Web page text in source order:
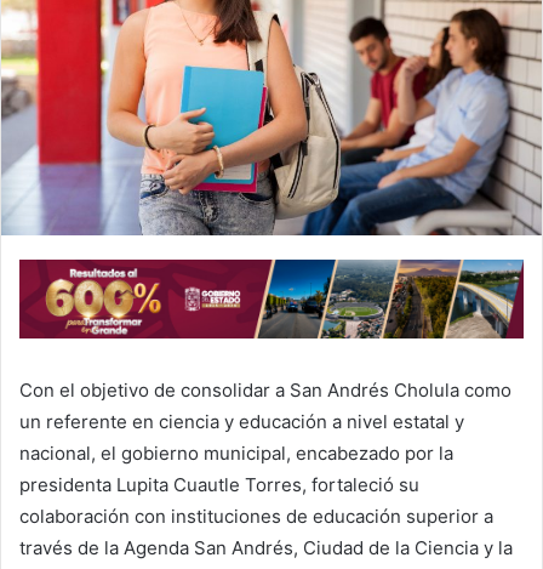
n
e
m
a
i
Con el objetivo de consolidar a San Andrés Cholula como
un referente en ciencia y educación a nivel estatal y
nacional, el gobierno municipal, encabezado por la
presidenta Lupita Cuautle Torres, fortaleció su
colaboración con instituciones de educación superior a
través de la Agenda San Andrés, Ciudad de la Ciencia y la